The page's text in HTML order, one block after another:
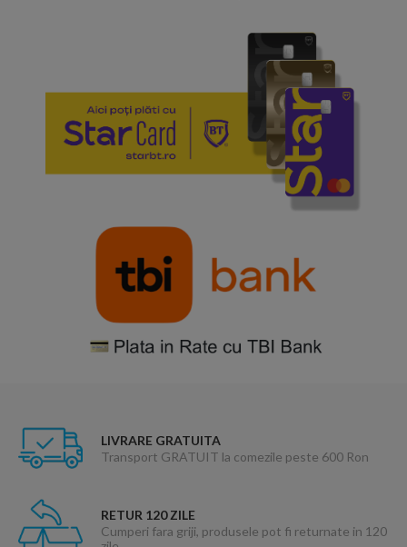
LIVRARE GRATUITA
Transport GRATUIT la comezile peste 600 Ron
RETUR 120 ZILE
Cumperi fara griji, produsele pot fi returnate in 120